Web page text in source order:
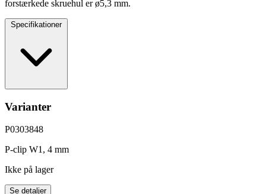
forstærkede skruehul er ø5,3 mm.
Specifikationer
Varianter
P0303848
P-clip W1, 4 mm
Ikke på lager
Se detaljer